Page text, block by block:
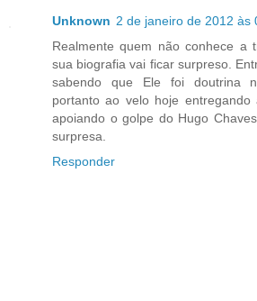
Unknown 2 de janeiro de 2012 às
Realmente quem não conhece a
sua biografia vai ficar surpreso.
sabendo que Ele foi doutrina
portanto ao velo hoje
apoiando o golpe do Hugo
surpresa.
Responder